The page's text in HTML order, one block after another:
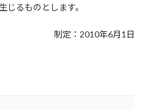
じるものとします。
制定：2010年6月1日